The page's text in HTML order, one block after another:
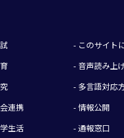
連携
生活
- このサイト
- 音声読み上
- 多言語対応
- 情報公開
- 通報窓口